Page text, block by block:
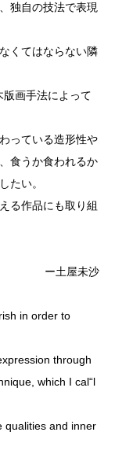
独自の技法で表現
くてはならない隣
画手法によって
っている造形性や
食うか食われるか
たい。
る作品にも取り組
ー土屋未沙
in order to
through
which I cal“l
qualities and inner